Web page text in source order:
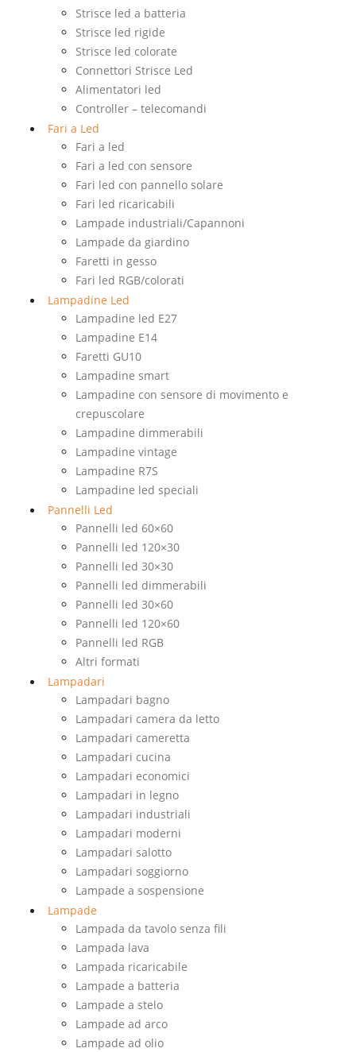
Strisce led a batteria
Strisce led rigide
Strisce led colorate
Connettori Strisce Led
Alimentatori led
Controller – telecomandi
Fari a Led
Fari a led
Fari a led con sensore
Fari led con pannello solare
Fari led ricaricabili
Lampade industriali/Capannoni
Lampade da giardino
Faretti in gesso
Fari led RGB/colorati
Lampadine Led
Lampadine led E27
Lampadine E14
Faretti GU10
Lampadine smart
Lampadine con sensore di movimento e
crepuscolare
Lampadine dimmerabili
Lampadine vintage
Lampadine R7S
Lampadine led speciali
Pannelli Led
Pannelli led 60×60
Pannelli led 120×30
Pannelli led 30×30
Pannelli led dimmerabili
Pannelli led 30×60
Pannelli led 120×60
Pannelli led RGB
Altri formati
Lampadari
Lampadari bagno
Lampadari camera da letto
Lampadari cameretta
Lampadari cucina
Lampadari economici
Lampadari in legno
Lampadari industriali
Lampadari moderni
Lampadari salotto
Lampadari soggiorno
Lampade a sospensione
Lampade
Lampada da tavolo senza fili
Lampada lava
Lampada ricaricabile
Lampade a batteria
Lampade a stelo
Lampade ad arco
Lampade ad olio